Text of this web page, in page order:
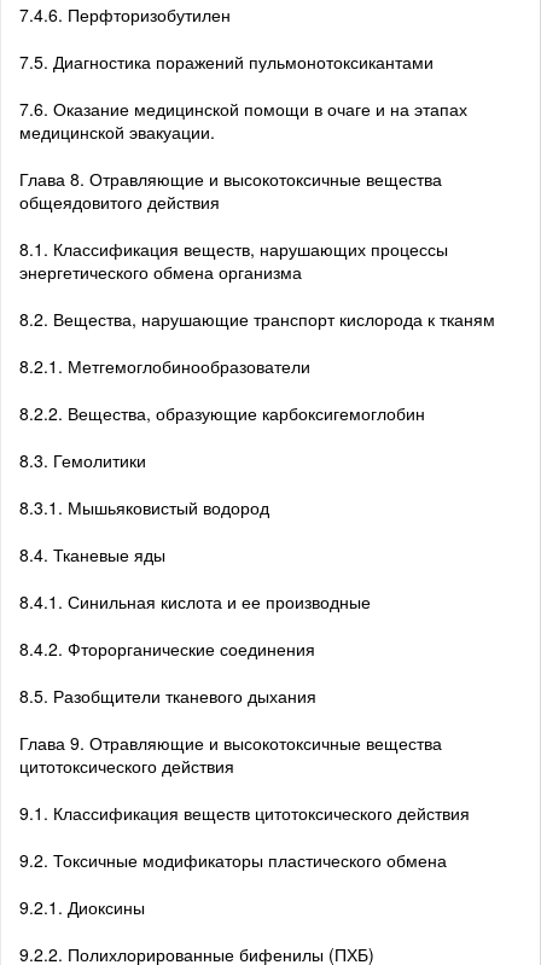
7.4.6. Перфторизобутилен
7.5. Диагностика поражений пульмонотоксикантами
7.6. Оказание медицинской помощи в очаге и на этапах
медицинской эвакуации.
Глава 8. Отравляющие и высокотоксичные вещества
общеядовитого действия
8.1. Классификация веществ, нарушающих процессы
энергетического обмена организма
8.2. Вещества, нарушающие транспорт кислорода к тканям
8.2.1. Метгемоглобинообразователи
8.2.2. Вещества, образующие карбоксигемоглобин
8.3. Гемолитики
8.3.1. Мышьяковистый водород
8.4. Тканевые яды
8.4.1. Синильная кислота и ее производные
8.4.2. Фторорганические соединения
8.5. Разобщители тканевого дыхания
Глава 9. Отравляющие и высокотоксичные вещества
цитотоксического действия
9.1. Классификация веществ цитотоксического действия
9.2. Токсичные модификаторы пластического обмена
9.2.1. Диоксины
9.2.2. Полихлорированные бифенилы (ПХБ)